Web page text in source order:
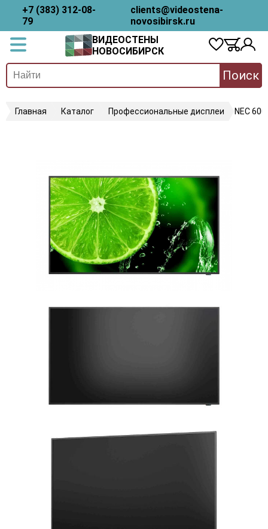
+7 (383) 312-08-
79
clients@videostena-
novosibirsk.ru
ВИДЕОСТЕНЫ
НОВОСИБИРСК
Поиск
Главная Каталог Профессиональные дисплеи NEC